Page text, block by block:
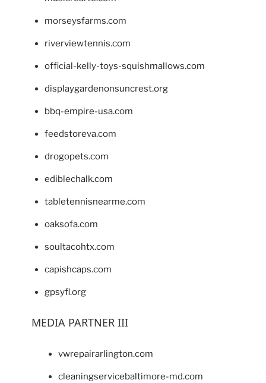
morseysfarms.com
riverviewtennis.com
official-kelly-toys-squishmallows.com
displaygardenonsuncrest.org
bbq-empire-usa.com
feedstoreva.com
drogopets.com
ediblechalk.com
tabletennisnearme.com
oaksofa.com
soultacohtx.com
capishcaps.com
gpsyfl.org
MEDIA PARTNER III
vwrepairarlington.com
cleaningservicebaltimore-md.com